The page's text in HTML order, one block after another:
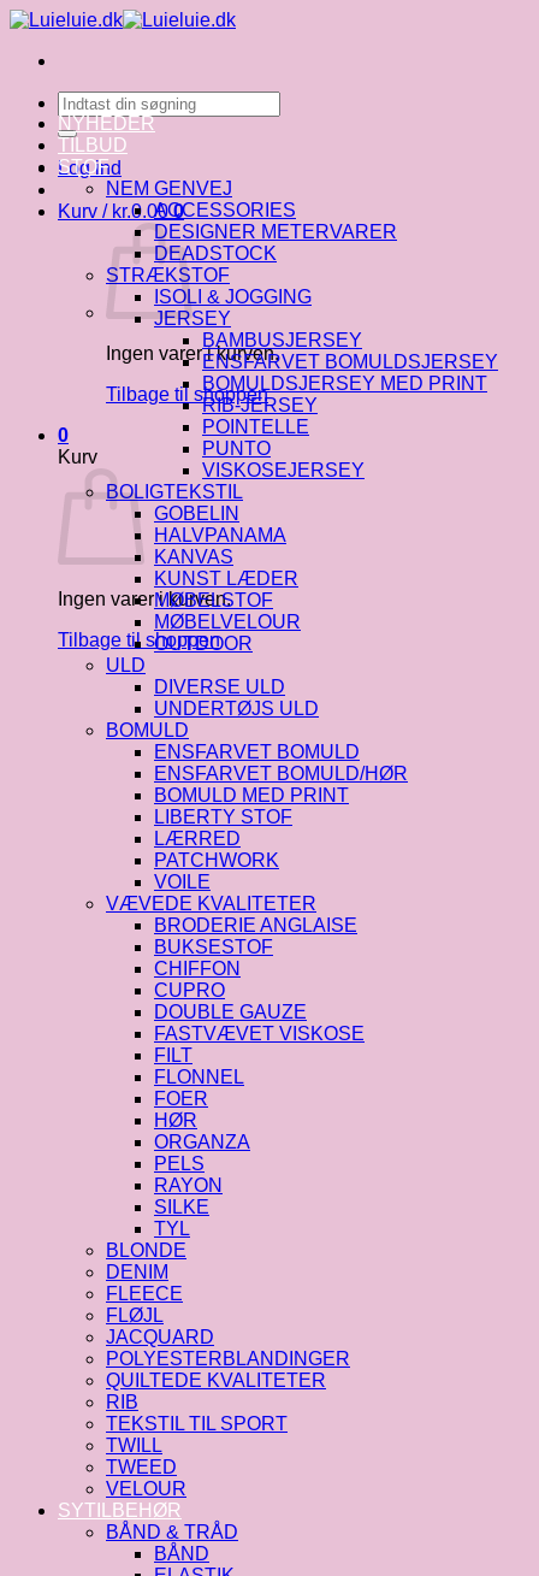
Fortsæt
indhold
Søg
efter:
Log ind
Kurv / kr.0.00 0
Ingen varer i kurven.
Tilbage til shoppen
0
Kurv
Ingen varer i kurven.
Tilbage til shoppen
NYHEDER
TILBUD
STOF
NEM GENVEJ
ACCESSORIES
DESIGNER METERVARER
DEADSTOCK
STRÆKSTOF
ISOLI & JOGGING
JERSEY
BAMBUSJERSEY
ENSFARVET BOMULDSJERSEY
BOMULDSJERSEY MED PRINT
RIB-JERSEY
POINTELLE
PUNTO
VISKOSEJERSEY
BOLIGTEKSTIL
GOBELIN
HALVPANAMA
KANVAS
KUNST LÆDER
MØBELSTOF
MØBELVELOUR
OUTDOOR
ULD
DIVERSE ULD
UNDERTØJS ULD
BOMULD
ENSFARVET BOMULD
ENSFARVET BOMULD/HØR
BOMULD MED PRINT
LIBERTY STOF
LÆRRED
PATCHWORK
VOILE
VÆVEDE KVALITETER
BRODERIE ANGLAISE
BUKSESTOF
CHIFFON
CUPRO
DOUBLE GAUZE
FASTVÆVET VISKOSE
FILT
FLONNEL
FOER
HØR
ORGANZA
PELS
RAYON
SILKE
TYL
BLONDE
DENIM
FLEECE
FLØJL
JACQUARD
POLYESTERBLANDINGER
QUILTEDE KVALITETER
RIB
TEKSTIL TIL SPORT
TWILL
TWEED
VELOUR
SYTILBEHØR
BÅND & TRÅD
BÅND